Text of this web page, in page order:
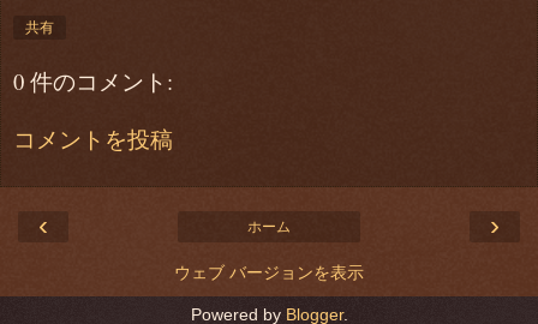
共有
0 件のコメント:
コメントを投稿
‹ ›
ホーム
ウェブ バージョンを表示
Powered by Blogger.